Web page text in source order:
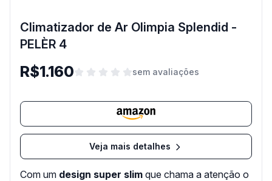
Climatizador de Ar Olimpia Splendid -
PELÈR 4
R$1.160 sem avaliações
Veja mais detalhes
Com um design super slim que chama a atenção o